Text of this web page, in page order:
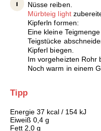
Nüsse reiben.
Mürbteig light
Kipferln formen:
Eine kleine
Teigstücke
Kipferl biegen.
Im vorgeheizten Rohr
Noch warm in einem
Tipp
Energie 37 kcal / 154 kJ
Eiweiß 0,4 g
Fett 2,0 g